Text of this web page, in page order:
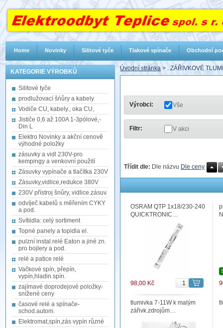
KATEGORIE VÝROBKŮ
Silitové tyče
prodlužovací šńůry a kabely
Vodiče CU, kabely., oka CU,
Jističe 0,6 až 100A 1-3pólové,-
Din L
Elektro Novinky a akční cenově
výhodné položky
zásuvky a vidl 230V-pro
kempingy a venkovní použití
Zásuvky vypínače a tlačítka 230V
Zásuvky,vidlice,redukce 380V
230V přístroj šnůry, vidlice.zásuv.
odvíječ kabelů s měřením CYKY
a pod.
Svítiidla: celý sortiment
Topné panely a topidla el.
pulzní instal.relé Eaton a jiné zn.
pro bojlery a pod.
relé a patice relé
Vačkové spín, přepín,
vypín,hladin.spín.
zajímavé doprodejové položky-
snížené ceny
časové relé a spínače-
schod.autom.
Elektromat,spín,zás vypín různé
Úvodní stránka > . ZÁŘIVKOVÉ
Výrobci: Vše
Filtr: V akci
Třídit dle: Dle názvu Dle ceny
OSRAM QTP 1x18/230-240
QUICKTRONIC…
98,00 Kč
tlumivka 7-11W k malým
zářivk.zdrojům…
Home Novinky Silitové tyče Tlakové spínače Obchodní